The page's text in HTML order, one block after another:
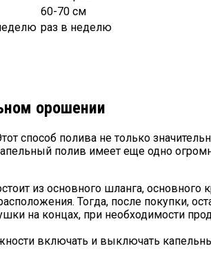
60-70 см
раз в неделю
орошении
способ полива не только
полив имеет еще одно
из основного шланга,
Тогда, после покупки,
на концах, при необходимости
включать и выключать